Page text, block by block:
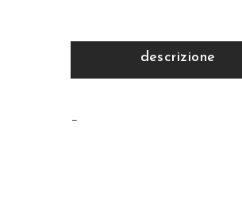
descrizione
–